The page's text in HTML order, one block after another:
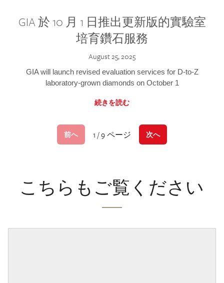
GIA 於 10 月 1 日推出更新版的實驗室
培育鑽石服務
August 25, 2025
GIA will launch revised evaluation services for D-to-Z
laboratory-grown diamonds on October 1
続きを読む
前へ 1 / 9 ページ 次へ
こちらもご覧ください